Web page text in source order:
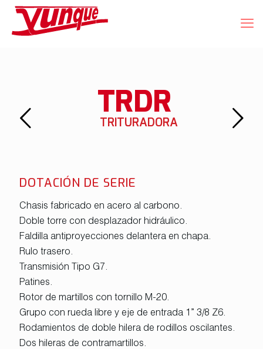
TRDR
TRITURADORA
DOTACIÓN DE SERIE
Chasis fabricado en acero al carbono.
Doble torre con desplazador hidráulico.
Faldilla antiproyecciones delantera en chapa.
Rulo trasero.
Transmisión Tipo G7.
Patines.
Rotor de martillos con tornillo M-20.
Grupo con rueda libre y eje de entrada 1” 3/8 Z6.
Rodamientos de doble hilera de rodillos oscilantes.
Dos hileras de contramartillos.